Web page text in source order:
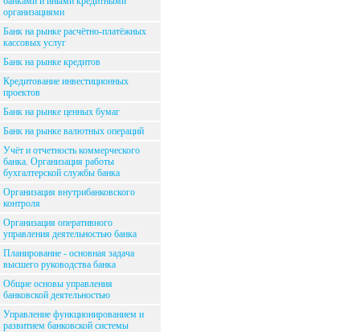
организациями
Банк на рынке расчётно-платёжных
кассовых услуг
Банк на рынке кредитов
Кредитование инвестиционных
проектов
Банк на рынке ценных бумаг
Банк на рынке валютных операций
Учёт и отчетность коммерческого
банка. Организация работы
бухгалтерской службы банка
Организация внутрибанковского
контроля
Организация оперативного
управления деятельностью банка
Планирование - основная задача
высшего руководства банка
Общие основы управления
банковской деятельностью
Управление функционированием и
развитием банковской системы